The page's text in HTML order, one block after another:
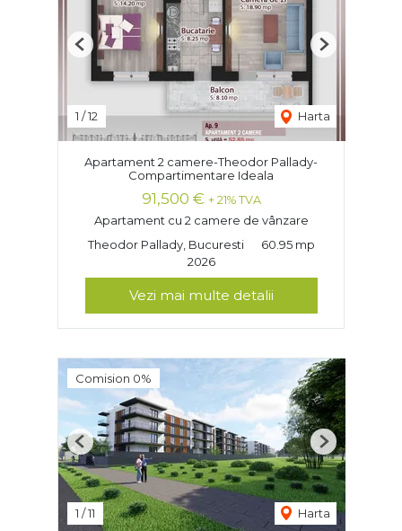
1 /12 Harta
Previous Next
Apartament 2 camere-Theodor Pallady-
Compartimentare Ideala
91,500 € + 21% TVA
Apartament cu 2 camere de vânzare
Theodor Pallady, Bucuresti
60.95 mp
2026
Vezi mai multe detalii
Comision 0%
1 /11 Harta
Previous Next